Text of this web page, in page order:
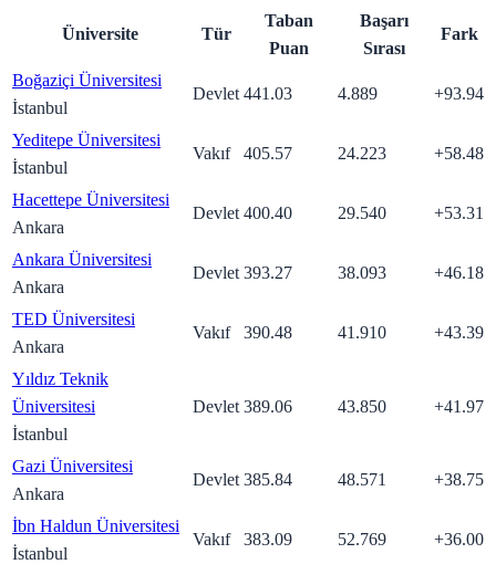
Üniversite Tür
Taban
Puan
Başarı
Sırası
Fark
Boğaziçi Üniversitesi
İstanbul
Devlet 441.03 4.889 +93.94
Yeditepe Üniversitesi
İstanbul
Vakıf 405.57 24.223 +58.48
Hacettepe Üniversitesi
Ankara
Devlet 400.40 29.540 +53.31
Ankara Üniversitesi
Ankara
Devlet 393.27 38.093 +46.18
TED Üniversitesi
Ankara
Vakıf 390.48 41.910 +43.39
Yıldız Teknik
Üniversitesi
İstanbul
Devlet 389.06 43.850 +41.97
Gazi Üniversitesi
Ankara
Devlet 385.84 48.571 +38.75
İbn Haldun Üniversitesi
İstanbul
Vakıf 383.09 52.769 +36.00